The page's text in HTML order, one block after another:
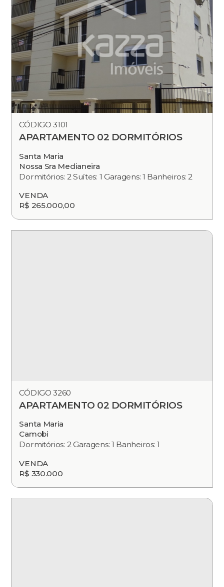
CÓDIGO 3101
APARTAMENTO 02 DORMITÓRIOS
Santa Maria
Nossa Sra Medianeira
Dormitórios: 2 Suítes: 1 Garagens: 1 Banheiros: 2
VENDA
R$ 265.000,00
CÓDIGO 3260
APARTAMENTO 02 DORMITÓRIOS
Santa Maria
Camobi
Dormitórios: 2 Garagens: 1 Banheiros: 1
VENDA
R$ 330.000